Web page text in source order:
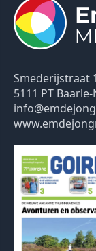
Smederijstraat
5111 PT